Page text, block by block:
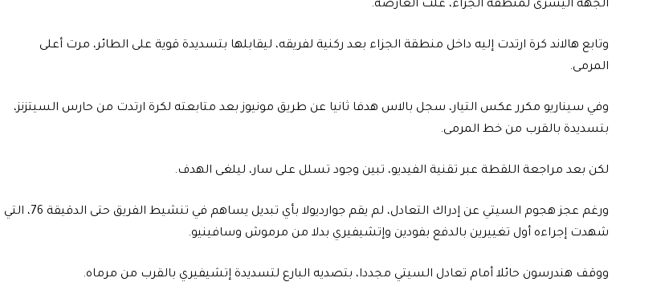
الجهة اليسرى لمنطقة الجزاء، علت العارضة.
وتابع هالاند كرة ارتدت إليه داخل منطقة الجزاء بعد ركنية لفريقه، ليقابلها بتسديدة قوية على الطائر، مرت أعلى
المرمى.
وفي سيناريو مكرر عكس التيار، سجل بالاس هدفا ثانيا عن طريق مونيوز بعد متابعته لكرة ارتدت من حارس السيتزنز،
بتسديدة بالقرب من خط المرمى.
لكن بعد مراجعة اللقطة عبر تقنية الفيديو، تبين وجود تسلل على سار، ليلغى الهدف.
ورغم عجز هجوم السيتي عن إدراك التعادل، لم يقم جوارديولا بأي تبديل يساهم في تنشيط الفريق حتى الدقيقة 76، التي
شهدت إجراءه أول تغييرين بالدفع بفودين وإتشيفيري بدلا من مرموش وسافينيو.
ووقف هندرسون حائلا أمام تعادل السيتي مجددا، بتصديه البارع لتسديدة إتشيفيري بالقرب من مرماه.